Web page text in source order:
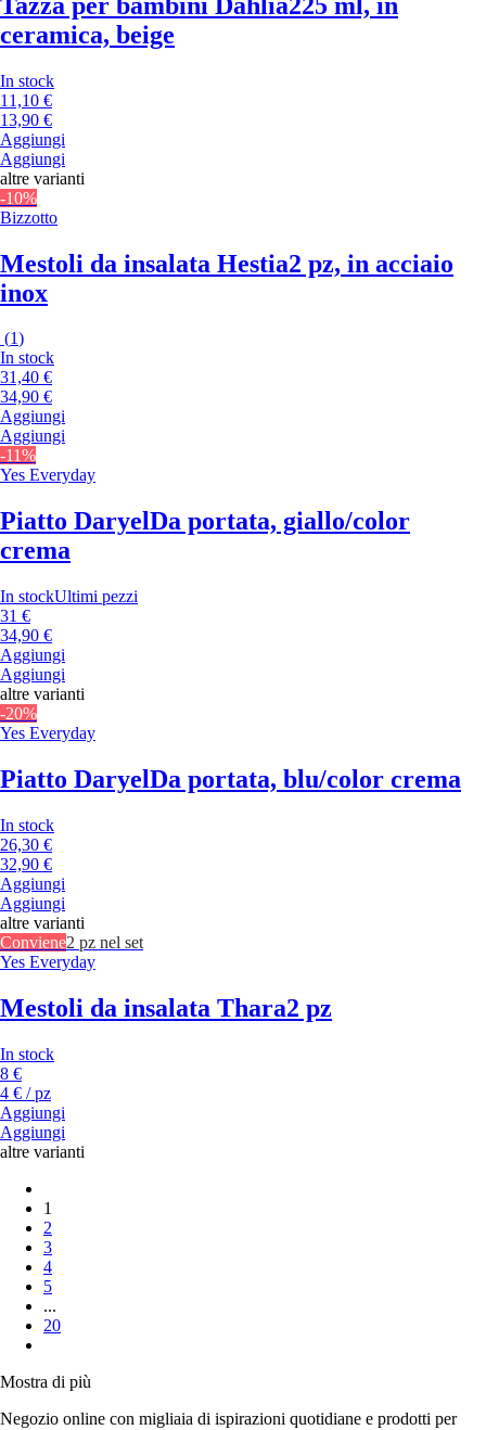
ceramica, beige
In stock
11,10 €
13,90 €
Aggiungi
Aggiungi
altre varianti
-10%
Bizzotto
Mestoli da insalata Hestia2 pz, in acciaio
inox
(1)
In stock
31,40 €
34,90 €
Aggiungi
Aggiungi
-11%
Yes Everyday
Piatto DaryelDa portata, giallo/color
crema
In stockUltimi pezzi
31 €
34,90 €
Aggiungi
Aggiungi
altre varianti
-20%
Yes Everyday
Piatto DaryelDa portata, blu/color crema
In stock
26,30 €
32,90 €
Aggiungi
Aggiungi
altre varianti
Conviene2 pz nel set
Yes Everyday
Mestoli da insalata Thara2 pz
In stock
8 €
4 € / pz
Aggiungi
Aggiungi
altre varianti
1
2
3
4
5
...
20
Mostra di più
Negozio online con migliaia di ispirazioni quotidiane e prodotti per